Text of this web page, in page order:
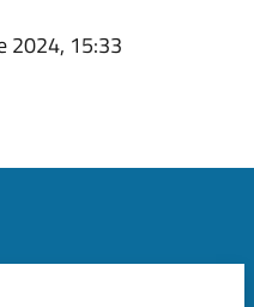
2024, 15:33